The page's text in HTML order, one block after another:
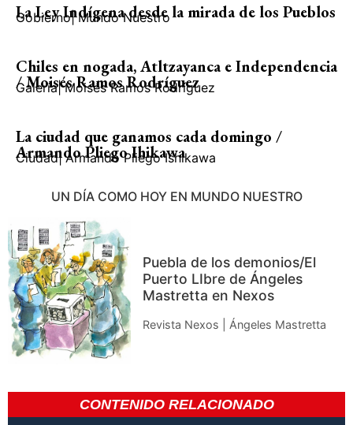
La Ley Indígena desde la mirada de los Pueblos
Gobierno| Mundo Nuestro
Chiles en nogada, Atltzayanca e Independencia
/ Moisés Ramos Rodríguez
Galería| Moisés Ramos Rodríguez
La ciudad que ganamos cada domingo /
Armando Pliego Ihikawa
Ciudad| Armando Pliego Ishikawa
UN DÍA COMO HOY EN MUNDO NUESTRO
Puebla de los demonios/El
Puerto LIbre de Ángeles
Mastretta en Nexos
Revista Nexos | Ángeles Mastretta
CONTENIDO RELACIONADO